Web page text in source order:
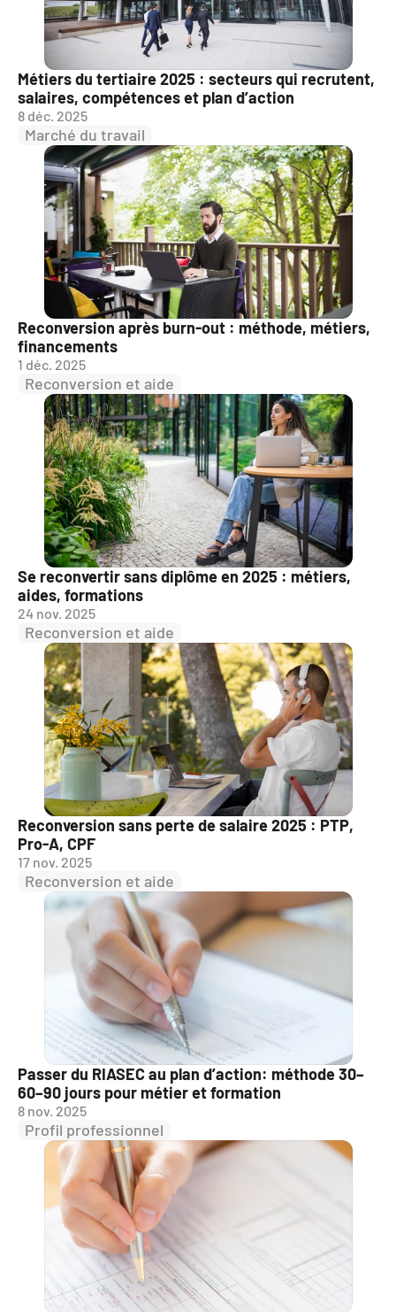
Métiers du tertiaire 2025 : secteurs qui recrutent,
salaires, compétences et plan d’action
8 déc. 2025
Marché du travail
Reconversion après burn-out : méthode, métiers,
financements
1 déc. 2025
Reconversion et aide
Se reconvertir sans diplôme en 2025 : métiers,
aides, formations
24 nov. 2025
Reconversion et aide
Reconversion sans perte de salaire 2025 : PTP,
Pro-A, CPF
17 nov. 2025
Reconversion et aide
Passer du RIASEC au plan d’action: méthode 30–
60–90 jours pour métier et formation
8 nov. 2025
Profil professionnel